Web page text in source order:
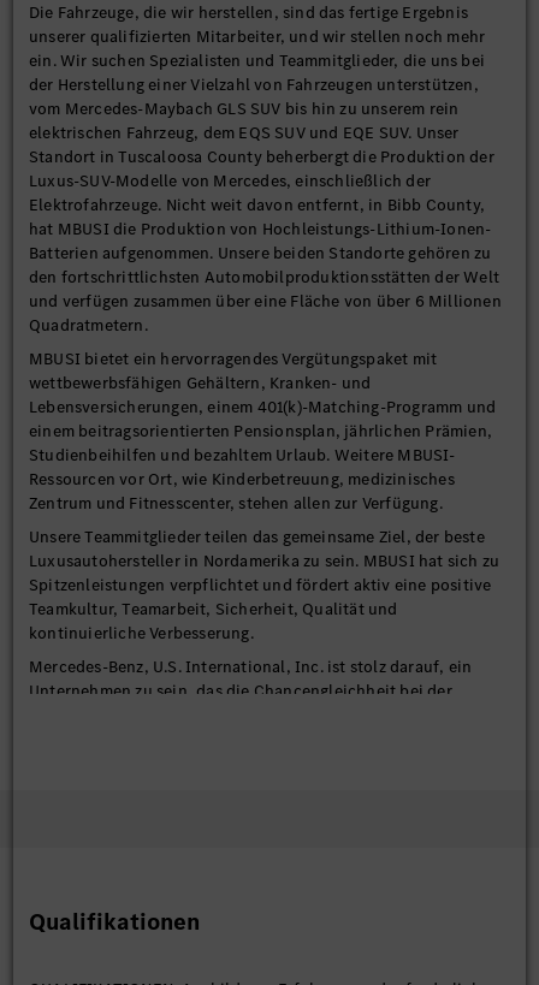
Die Fahrzeuge, die wir herstellen, sind das fertige Ergebnis
unserer qualifizierten Mitarbeiter, und wir stellen noch mehr
ein. Wir suchen Spezialisten und Teammitglieder, die uns bei
der Herstellung einer Vielzahl von Fahrzeugen unterstützen,
vom Mercedes-Maybach GLS SUV bis hin zu unserem rein
elektrischen Fahrzeug, dem EQS SUV und EQE SUV. Unser
Standort in Tuscaloosa County beherbergt die Produktion der
Luxus-SUV-Modelle von Mercedes, einschließlich der
Elektrofahrzeuge. Nicht weit davon entfernt, in Bibb County,
hat MBUSI die Produktion von Hochleistungs-Lithium-Ionen-
Batterien aufgenommen. Unsere beiden Standorte gehören zu
den fortschrittlichsten Automobilproduktionsstätten der Welt
und verfügen zusammen über eine Fläche von über 6 Millionen
Quadratmetern.
MBUSI bietet ein hervorragendes Vergütungspaket mit
wettbewerbsfähigen Gehältern, Kranken- und
Lebensversicherungen, einem 401(k)-Matching-Programm und
einem beitragsorientierten Pensionsplan, jährlichen Prämien,
Studienbeihilfen und bezahltem Urlaub. Weitere MBUSI-
Ressourcen vor Ort, wie Kinderbetreuung, medizinisches
Zentrum und Fitnesscenter, stehen allen zur Verfügung.
Unsere Teammitglieder teilen das gemeinsame Ziel, der beste
Luxusautohersteller in Nordamerika zu sein. MBUSI hat sich zu
Spitzenleistungen verpflichtet und fördert aktiv eine positive
Teamkultur, Teamarbeit, Sicherheit, Qualität und
kontinuierliche Verbesserung.
Mercedes-Benz, U.S. International, Inc. ist stolz darauf, ein
Unternehmen zu sein, das die Chancengleichheit bei der
Qualifikationen